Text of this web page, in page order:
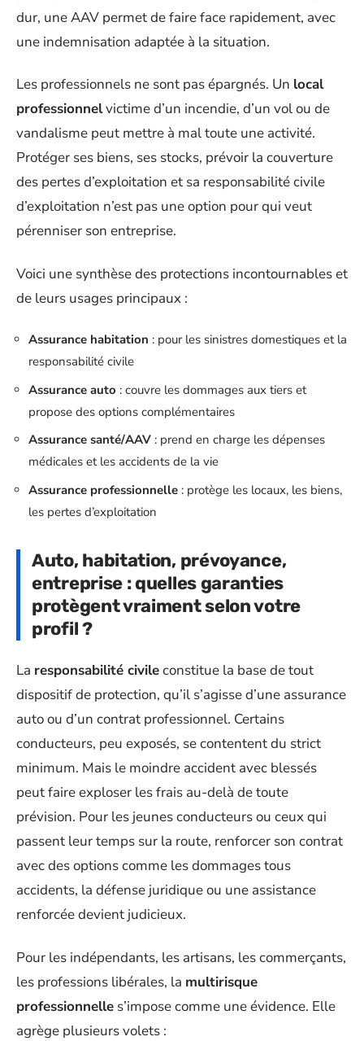
dur, une AAV permet de faire face rapidement, avec
une indemnisation adaptée à la situation.
Les professionnels ne sont pas épargnés. Un local
professionnelvictime d’un incendie, d’un vol ou de
vandalisme peut mettre à mal toute une activité.
Protéger ses biens, ses stocks, prévoir la couverture
des pertes d’exploitation et sa responsabilité civile
d’exploitation n’est pas une option pour qui veut
pérenniser son entreprise.
Voici une synthèse des protections incontournables et
de leurs usages principaux :
Assurance habitation : pour les sinistres domestiques et la
responsabilité civile
Assurance auto : couvre les dommages aux tiers et
propose des options complémentaires
Assurance santé/AAV : prend en charge les dépenses
médicales et les accidents de la vie
Assurance professionnelle : protège les locaux, les biens,
les pertes d’exploitation
Auto, habitation, prévoyance,
entreprise : quelles garanties
protègent vraiment selon votre
profil ?
La responsabilité civileconstitue la base de tout
dispositif de protection, qu’il s’agisse d’une assurance
auto ou d’un contrat professionnel. Certains
conducteurs, peu exposés, se contentent du strict
minimum. Mais le moindre accident avec blessés
peut faire exploser les frais au-delà de toute
prévision. Pour les jeunes conducteurs ou ceux qui
passent leur temps sur la route, renforcer son contrat
avec des options comme les dommages tous
accidents, la défense juridique ou une assistance
renforcée devient judicieux.
Pour les indépendants, les artisans, les commerçants,
les professions libérales, la multirisque
professionnelle s’impose comme une évidence. Elle
agrège plusieurs volets :